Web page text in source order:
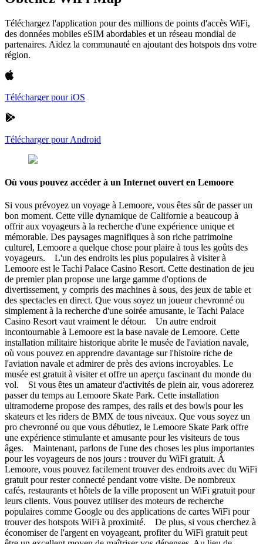
Téléchargez l'application pour des millions de points d'accès WiFi,
des données mobiles eSIM abordables et un réseau mondial de
partenaires. Aidez la communauté en ajoutant des hotspots dns votre
région.
Télécharger pour iOS
Télécharger pour Android
Où vous pouvez accéder à un Internet ouvert en Lemoore
Si vous prévoyez un voyage à Lemoore, vous êtes sûr de passer un
bon moment. Cette ville dynamique de Californie a beaucoup à
offrir aux voyageurs à la recherche d'une expérience unique et
mémorable. Des paysages magnifiques à son riche patrimoine
culturel, Lemoore a quelque chose pour plaire à tous les goûts des
voyageurs. L'un des endroits les plus populaires à visiter à
Lemoore est le Tachi Palace Casino Resort. Cette destination de jeu
de premier plan propose une large gamme d'options de
divertissement, y compris des machines à sous, des jeux de table et
des spectacles en direct. Que vous soyez un joueur chevronné ou
simplement à la recherche d'une soirée amusante, le Tachi Palace
Casino Resort vaut vraiment le détour. Un autre endroit
incontournable à Lemoore est la base navale de Lemoore. Cette
installation militaire historique abrite le musée de l'aviation navale,
où vous pouvez en apprendre davantage sur l'histoire riche de
l'aviation navale et admirer de près des avions incroyables. Le
musée est gratuit à visiter et offre un aperçu fascinant du monde du
vol. Si vous êtes un amateur d'activités de plein air, vous adorerez
passer du temps au Lemoore Skate Park. Cette installation
ultramoderne propose des rampes, des rails et des bowls pour les
skateurs et les riders de BMX de tous niveaux. Que vous soyez un
pro chevronné ou que vous débutiez, le Lemoore Skate Park offre
une expérience stimulante et amusante pour les visiteurs de tous
âges. Maintenant, parlons de l'une des choses les plus importantes
pour les voyageurs de nos jours : trouver du WiFi gratuit. À
Lemoore, vous pouvez facilement trouver des endroits avec du WiFi
gratuit pour rester connecté pendant votre visite. De nombreux
cafés, restaurants et hôtels de la ville proposent un WiFi gratuit pour
leurs clients. Vous pouvez utiliser des moteurs de recherche
populaires comme Google ou des applications de cartes WiFi pour
trouver des hotspots WiFi à proximité. De plus, si vous cherchez à
économiser de l'argent en voyageant, profiter du WiFi gratuit peut